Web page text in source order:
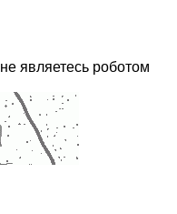
являетесь роботом